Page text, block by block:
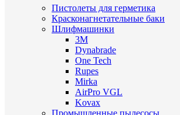
Пистолеты для герметика
Красконагнетательные баки
Шлифмашинки
3M
Dynabrade
One Tech
Rupes
Mirka
AirPro VGL
Kovax
Промышленные пылесосы